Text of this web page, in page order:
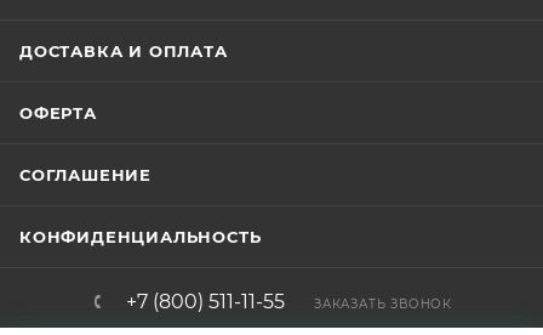
ДОСТАВКА И ОПЛАТА
ОФЕРТА
СОГЛАШЕНИЕ
КОНФИДЕНЦИАЛЬНОСТЬ
+7 (800) 511-11-55 ЗАКАЗАТЬ ЗВОНОК